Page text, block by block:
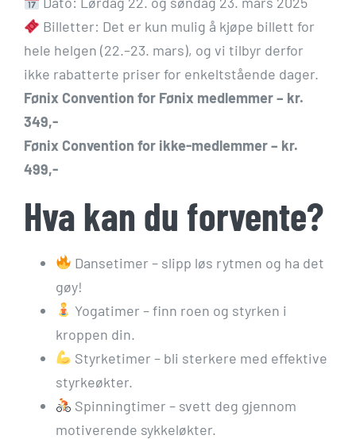
Billetter: Det er kun mulig å kjøpe billett for
hele helgen (22.–23. mars), og vi tilbyr derfor
ikke rabatterte priser for enkeltstående dager.
Fønix Convention for Fønix medlemmer – kr.
349,-
Fønix Convention for ikke-medlemmer – kr.
499,-
Hva kan du forvente?
Dansetimer – slipp løs rytmen og ha det
gøy!
Yogatimer – finn roen og styrken i
kroppen din.
Styrketimer – bli sterkere med effektive
styrkeøkter.
Spinningtimer – svett deg gjennom
motiverende sykkeløkter.